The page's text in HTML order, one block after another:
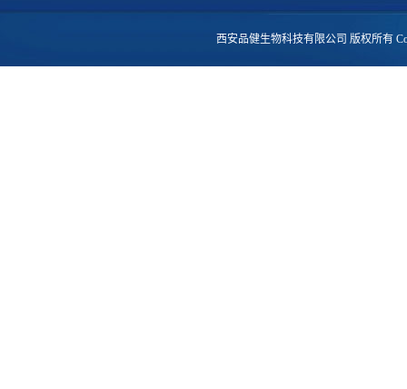
西安品健生物科技有限公司 版权所有